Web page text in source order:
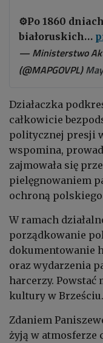
⚙️Po 1860
białoruskich…
— Ministerstwo
(@MAPGOVPL)
Działaczka
całkowicie
politycznej presji
wspomina,
zajmowała się
pielęgnowaniem
ochroną
W ramach
porządkowanie
dokumentowanie
oraz wydarzenia
harcerzy.
kultury w Brześciu.
Zdaniem
żyją w atmosferze